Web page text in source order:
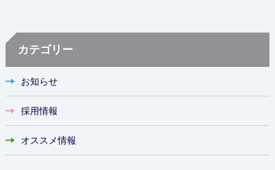
カテゴリー
お知らせ
採用情報
オススメ情報